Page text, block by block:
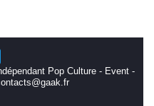
Pop Culture - Event -